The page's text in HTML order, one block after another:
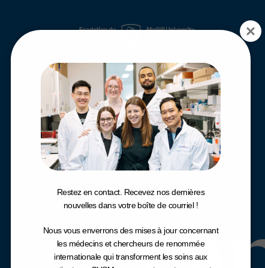
Restez en contact. Recevez nos dernières
nouvelles dans votre boîte de courriel !
Nous vous enverrons des mises à jour concernant
les médecins et chercheurs de renommée
internationale qui transforment les soins aux